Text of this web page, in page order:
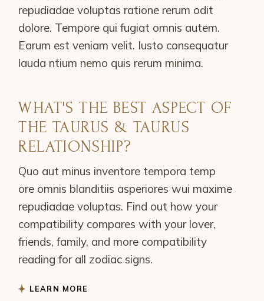
repudiadae voluptas ratione rerum odit
dolore. Tempore qui fugiat omnis autem.
Earum est veniam velit. Iusto consequatur
lauda ntium nemo quis rerum minima.
WHAT'S THE BEST ASPECT OF
THE TAURUS & TAURUS
RELATIONSHIP?
Quo aut minus inventore tempora temp
ore omnis blanditiis asperiores wui maxime
repudiadae voluptas. Find out how your
compatibility compares with your lover,
friends, family, and more compatibility
reading for all zodiac signs.
LEARN MORE